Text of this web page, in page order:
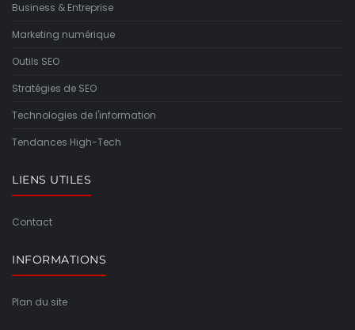
Business & Entreprise
Marketing numérique
Outils SEO
Stratégies de SEO
Technologies de l'information
Tendances High-Tech
LIENS UTILES
Contact
INFORMATIONS
Plan du site